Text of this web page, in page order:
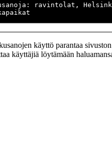
ravintolat,
käyttö parantaa sivuston
käyttäjiä löytämään